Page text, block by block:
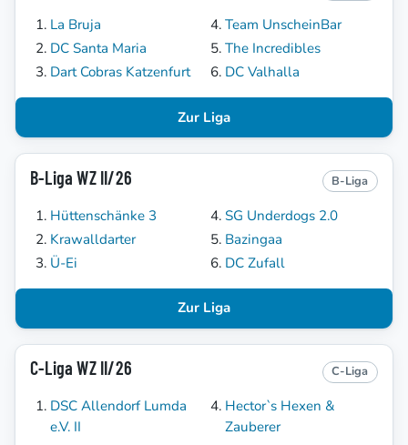
La Bruja
DC Santa Maria
Dart Cobras Katzenfurt
Team UnscheinBar
The Incredibles
DC Valhalla
Zur Liga
B-Liga WZ II/26 B-Liga
Hüttenschänke 3
Krawalldarter
Ü-Ei
SG Underdogs 2.0
Bazingaa
DC Zufall
Zur Liga
C-Liga WZ II/26 C-Liga
DSC Allendorf Lumda
e.V. II
Hector`s Hexen &
Zauberer